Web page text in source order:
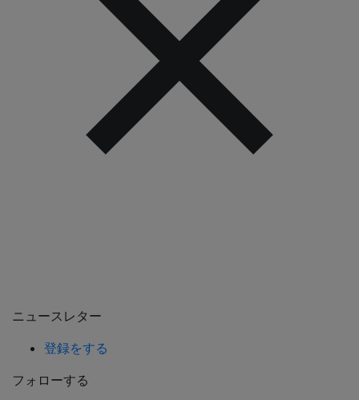
ニュースレター
登録をする
フォローする